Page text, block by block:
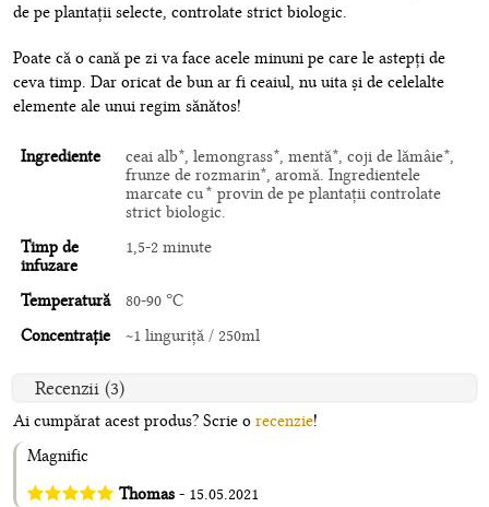
de pe plantații selecte, controlate strict biologic.
Poate că o cană pe zi va face acele minuni pe care le astepți de
ceva timp. Dar oricat de bun ar fi ceaiul, nu uita și de celelalte
elemente ale unui regim sănătos!
Ingrediente
ceai alb*, lemongrass*, mentă*, coji de lămâie*,
frunze de rozmarin*, aromă. Ingredientele
marcate cu * provin de pe plantații controlate
strict biologic.
Timp de
infuzare
1,5-2 minute
Temperatură
80-90 °C
Concentrație
~1 linguriță / 250ml
Recenzii (3)
Ai cumpărat acest produs? Scrie o recenzie!
Magnific
Thomas - 15.05.2021